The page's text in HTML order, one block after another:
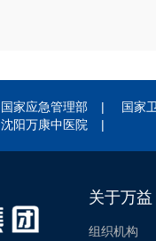
国家应急管理部 | 国家
沈阳万康中医院
|
关于万益
组织机构